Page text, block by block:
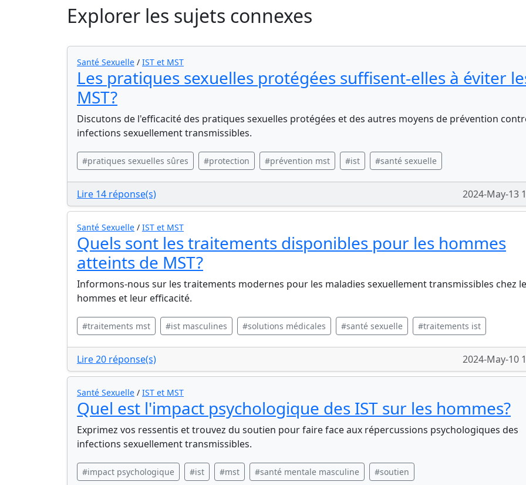
Explorer les sujets connexes
Santé Sexuelle / IST et MST
Les pratiques sexuelles protégées suffisent-elles à éviter
MST?
Discutons de l'efficacité des pratiques sexuelles protégées et des autres moyens de prévention
infections sexuellement transmissibles.
#pratiques sexuelles sûres #protection #prévention mst #ist #santé sexuelle
Lire 14 réponse(s) 2024-May-13
Santé Sexuelle / IST et MST
Quels sont les traitements disponibles pour les hommes
atteints de MST?
Informons-nous sur les traitements modernes pour les maladies sexuellement transmissibles chez
hommes et leur efficacité.
#traitements mst #ist masculines #solutions médicales #santé sexuelle #traitements ist
Lire 20 réponse(s) 2024-May-10
Santé Sexuelle / IST et MST
Quel est l'impact psychologique des IST sur les hommes?
Exprimez vos ressentis et trouvez du soutien pour faire face aux répercussions psychologiques des
infections sexuellement transmissibles.
#impact psychologique #ist #mst #santé mentale masculine #soutien